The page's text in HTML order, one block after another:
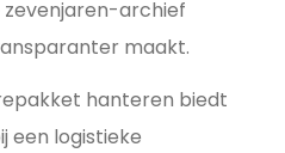
archief
maakt.
hanteren biedt
een logistieke